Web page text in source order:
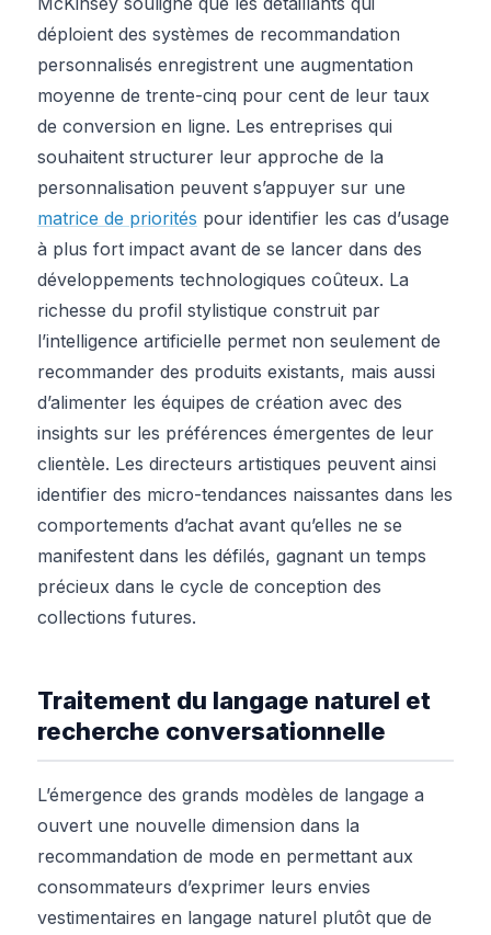
déploient des systèmes de recommandation
personnalisés enregistrent une augmentation
moyenne de trente-cinq pour cent de leur taux
de conversion en ligne. Les entreprises qui
souhaitent structurer leur approche de la
personnalisation peuvent s’appuyer sur une
matrice de priorités pour identifier les cas d’usage
à plus fort impact avant de se lancer dans des
développements technologiques coûteux. La
richesse du profil stylistique construit par
l’intelligence artificielle permet non seulement de
recommander des produits existants, mais aussi
d’alimenter les équipes de création avec des
insights sur les préférences émergentes de leur
clientèle. Les directeurs artistiques peuvent ainsi
identifier des micro-tendances naissantes dans les
comportements d’achat avant qu’elles ne se
manifestent dans les défilés, gagnant un temps
précieux dans le cycle de conception des
collections futures.
Traitement du langage naturel et
recherche conversationnelle
L’émergence des grands modèles de langage a
ouvert une nouvelle dimension dans la
recommandation de mode en permettant aux
consommateurs d’exprimer leurs envies
vestimentaires en langage naturel plutôt que de